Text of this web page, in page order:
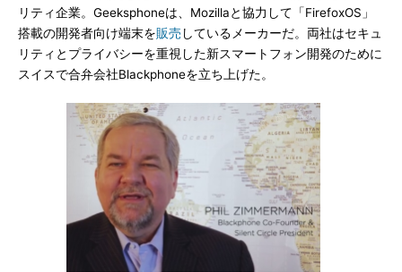
リティ企業。Geeksphoneは、Mozillaと協力して「FirefoxOS」
搭載の開発者向け端末を販売 しているメーカーだ。両社はセキュ
リティとプライバシーを重視した新スマートフォン開発のために
スイスで合弁会社Blackphoneを立ち上げた。